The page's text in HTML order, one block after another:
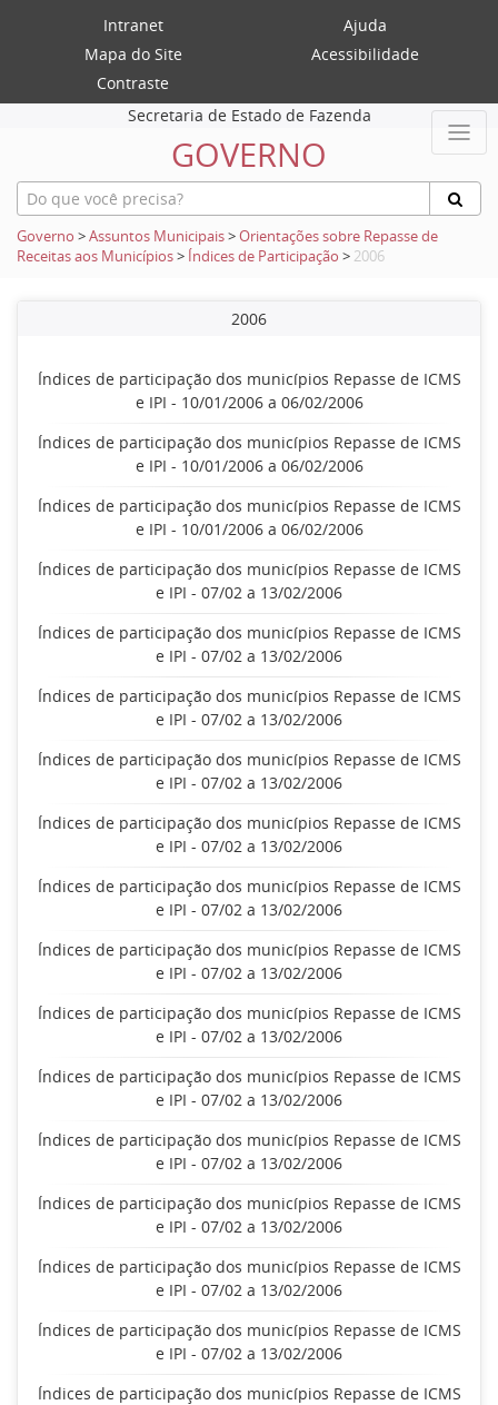
Intranet
Ajuda
Mapa do Site
Acessibilidade
Contraste
Secretaria de Estado de Fazenda
GOVERNO
Governo >Assuntos Municipais>Orientações sobre Repasse de
Receitas aos Municípios> Índices de Participação > 2006
2006
Índices de participação dos municípios Repasse de ICMS
e IPI - 10/01/2006 a 06/02/2006
Índices de participação dos municípios Repasse de ICMS
e IPI - 10/01/2006 a 06/02/2006
Índices de participação dos municípios Repasse de ICMS
e IPI - 10/01/2006 a 06/02/2006
Índices de participação dos municípios Repasse de ICMS
e IPI - 07/02 a 13/02/2006
Índices de participação dos municípios Repasse de ICMS
e IPI - 07/02 a 13/02/2006
Índices de participação dos municípios Repasse de ICMS
e IPI - 07/02 a 13/02/2006
Índices de participação dos municípios Repasse de ICMS
e IPI - 07/02 a 13/02/2006
Índices de participação dos municípios Repasse de ICMS
e IPI - 07/02 a 13/02/2006
Índices de participação dos municípios Repasse de ICMS
e IPI - 07/02 a 13/02/2006
Índices de participação dos municípios Repasse de ICMS
e IPI - 07/02 a 13/02/2006
Índices de participação dos municípios Repasse de ICMS
e IPI - 07/02 a 13/02/2006
Índices de participação dos municípios Repasse de ICMS
e IPI - 07/02 a 13/02/2006
Índices de participação dos municípios Repasse de ICMS
e IPI - 07/02 a 13/02/2006
Índices de participação dos municípios Repasse de ICMS
e IPI - 07/02 a 13/02/2006
Índices de participação dos municípios Repasse de ICMS
e IPI - 07/02 a 13/02/2006
Índices de participação dos municípios Repasse de ICMS
e IPI - 07/02 a 13/02/2006
Índices de participação dos municípios Repasse de ICMS